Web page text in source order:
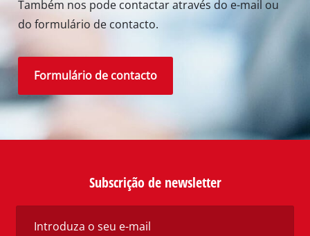
Também nos pode contactar através do e-mail ou
do formulário de contacto.
Formulário de contacto
Subscrição de newsletter